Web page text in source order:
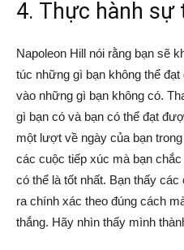
4. Thực hành sự
Napoleon Hill nói rằng bạn sẽ
túc những gì bạn không thể
vào những gì bạn không có.
gì bạn có và bạn có thể đạt
một lượt về ngày của bạn
các cuộc tiếp xúc mà bạn
có thể là tốt nhất. Bạn thấy
ra chính xác theo đúng cách
thắng. Hãy nhìn thấy mình